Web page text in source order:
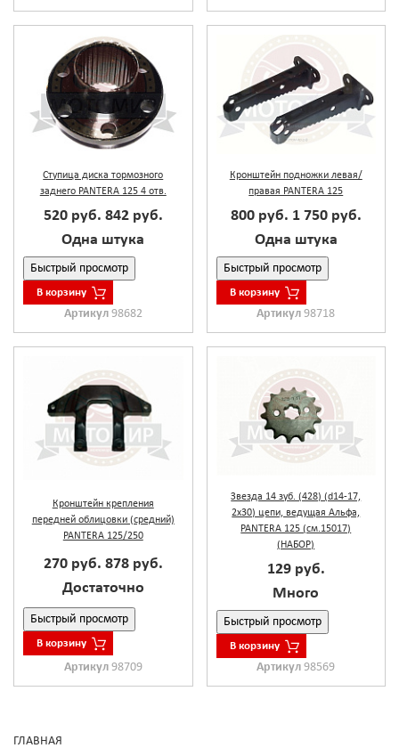
Ступица диска тормозного
заднего PANTERA 125 4 отв.
520 руб. 842 руб.
Одна штука
Быстрый просмотр
В корзину
Артикул 98682
Кронштейн подножки левая/
правая PANTERA 125
800 руб. 1 750 руб.
Одна штука
Быстрый просмотр
В корзину
Артикул98718
Кронштейн крепления
передней облицовки (средний)
PANTERA 125/250
270 руб. 878 руб.
Достаточно
Быстрый просмотр
В корзину
Артикул 98709
Звезда 14 зуб. (428) (d14-17,
2х30) цепи, ведущая Альфа,
PANTERA 125 (см.15017)
(НАБОР)
129 руб.
Много
Быстрый просмотр
В корзину
Артикул98569
ГЛАВНАЯ